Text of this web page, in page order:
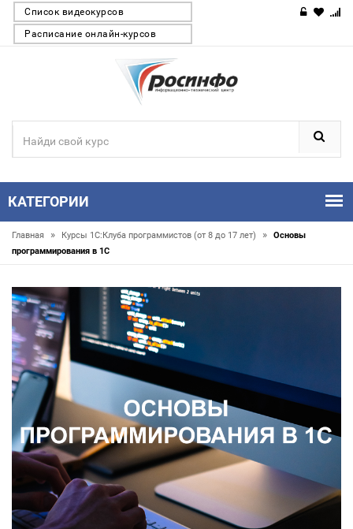
Список видеокурсов
Расписание онлайн-курсов
КАТЕГОРИИ
Главная » Курсы 1С:Клуба программистов (от 8 до 17 лет) »
Основы
программирования в 1С